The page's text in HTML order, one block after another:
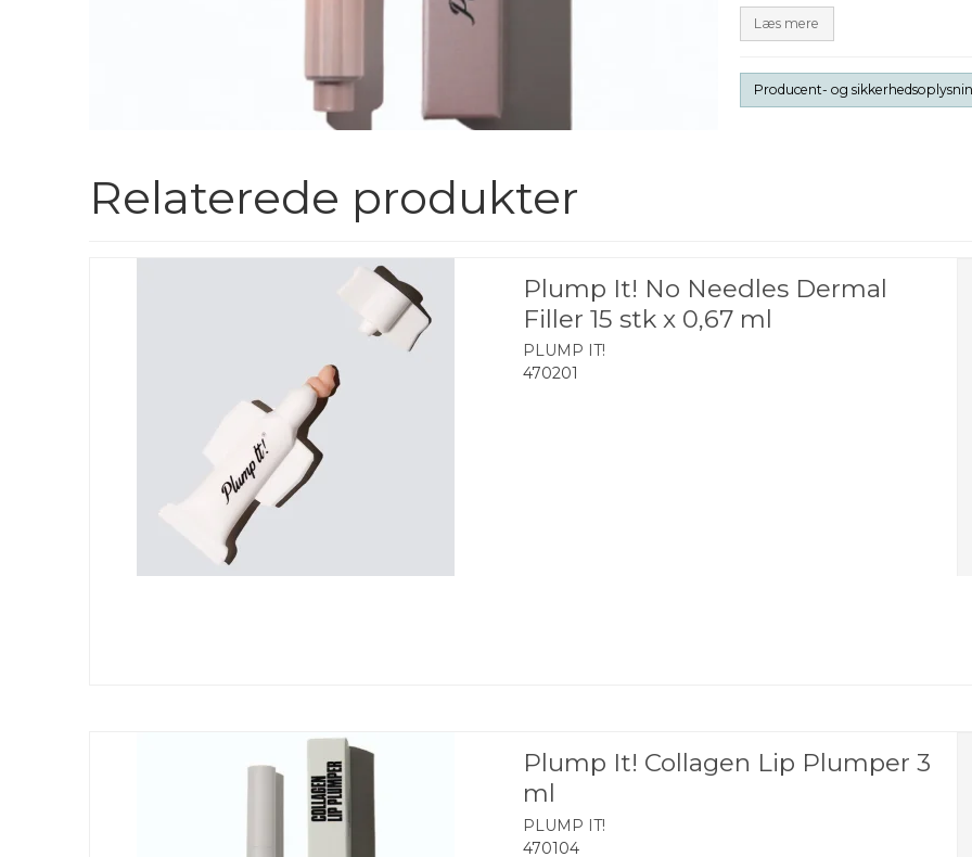
læberne, producerer en
blodcirkulationen i området,
aftager hurtigt og efterlader
Klik på knappen i bunden for
Læs mere
Producent- og
Relaterede produkter
Plump It! No Needles Dermal
Filler 15 stk x 0,67 ml
PLUMP IT!
470201
Plump It! Collagen Lip Plumper 3
ml
PLUMP IT!
470104